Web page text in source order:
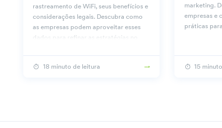
rastreamento de WiFi, seus benefícios e
considerações legais. Descubra como
as empresas podem aproveitar esses
dados para refinar as estratégias no
18 minuto de leitura
marketing.
empresas e
práticas
15